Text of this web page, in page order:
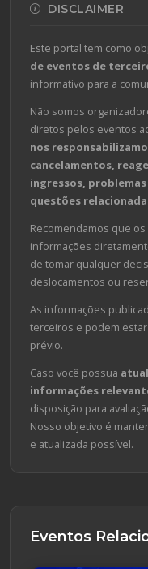
DISCLAIMER
Este portal tem como
de eventos de
informativo para a
Não somos
diretos pelos eventos
nos
cancelamentos,
ingressos,
questões
Recomendamos que
informações
de tomar qualquer
deslocamentos ou
As informações
terceiros e podem
prévio.
Caso você possua
informações
disposição para
Nosso objetivo é
e atualizada possível.
Eventos